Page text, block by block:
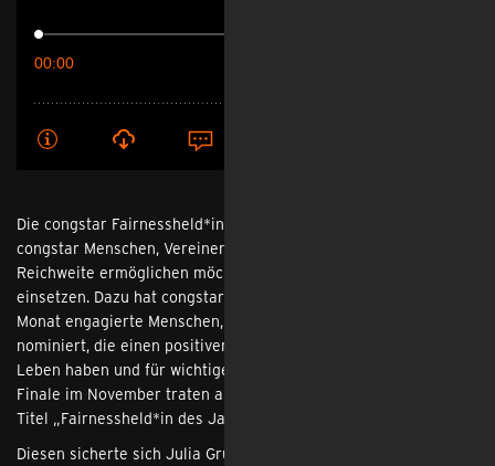
Die congstar Fairnessheld*innen – eine Initiative, mit der
congstar Menschen, Vereinen oder Organisationen zusätzliche
Reichweite ermöglichen möchte, die sich für eine fairere Welt
einsetzen. Dazu hat congstar von April bis Oktober 2024 jeden
Monat engagierte Menschen, Vereine und Organisationen
nominiert, die einen positiven Einfluss auf das gesellschaftliche
Leben haben und für wichtige Themen einstehen. Im großen
Finale im November traten alle Monatsgewinner*innen um den
Titel „Fairnessheld*in des Jahres 2024“ an.
Diesen sicherte sich Julia Gruber alias trinksaufmich. Die